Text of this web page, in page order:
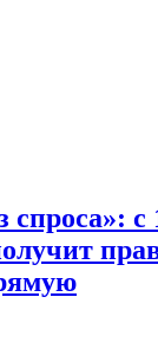
спроса»: с